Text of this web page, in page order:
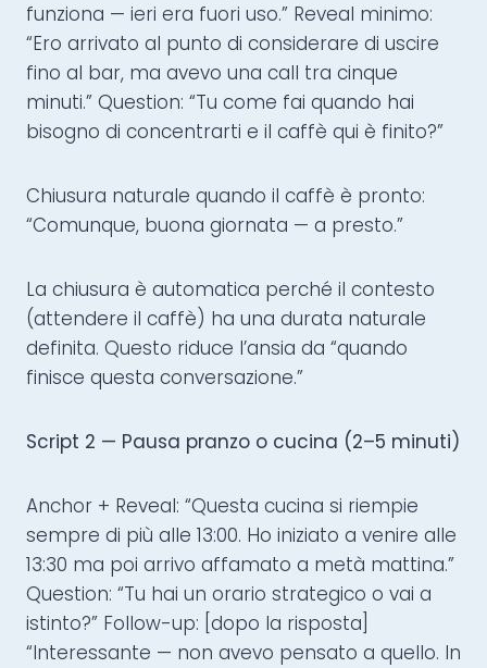
funziona — ieri era fuori uso.” Reveal minimo:
“Ero arrivato al punto di considerare di uscire
fino al bar, ma avevo una call tra cinque
minuti.” Question: “Tu come fai quando hai
bisogno di concentrarti e il caffè qui è finito?”
Chiusura naturale quando il caffè è pronto:
“Comunque, buona giornata — a presto.”
La chiusura è automatica perché il contesto
(attendere il caffè) ha una durata naturale
definita. Questo riduce l’ansia da “quando
finisce questa conversazione.”
Script 2 — Pausa pranzo o cucina (2–5 minuti)
Anchor + Reveal: “Questa cucina si riempie
sempre di più alle 13:00. Ho iniziato a venire alle
13:30 ma poi arrivo affamato a metà mattina.”
Question: “Tu hai un orario strategico o vai a
istinto?” Follow-up: [dopo la risposta]
“Interessante — non avevo pensato a quello. In